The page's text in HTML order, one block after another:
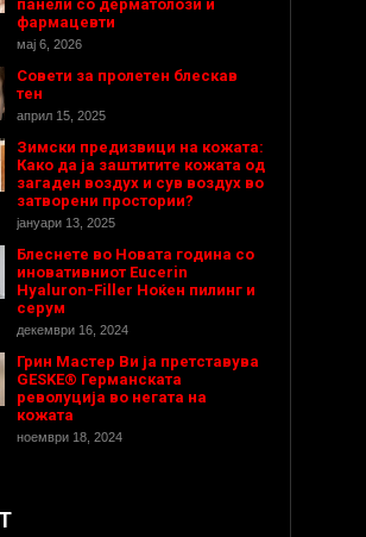
панели со дерматолози и
фармацевти
мај 6, 2026
Совети за пролетен блескав
тен
април 15, 2025
Зимски предизвици на кожата:
Како да ја заштитите кожата од
загаден воздух и сув воздух во
затворени простории?
јануари 13, 2025
Блеснете во Новата година со
иновативниот Eucerin
Hyaluron-Filler Ноќен пилинг и
серум
декември 16, 2024
Грин Мастер Ви ја претставува
GESKE® Германската
револуција во негата на
кожата
ноември 18, 2024